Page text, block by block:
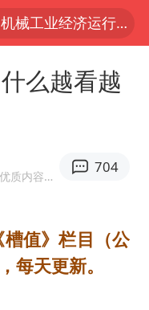
上半年我国机械工业经济运行稳中有进
官方通报教师招聘笔试前13名被淘汰
收涨
泰国校园枪击案死亡人数升至7人
签需缴款7.54万元
么越看越
·网易号优质内容创作者
704
值》栏目（公
每天更新。